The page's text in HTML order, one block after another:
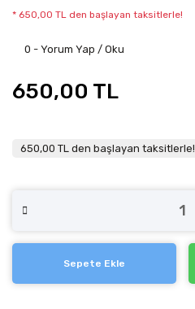
* 650,00 TL den başlayan taksitlerle!
0 - Yorum Yap / Oku
650,00 TL
650,00 TL den başlayan taksitlerle!
Sepete Ekle